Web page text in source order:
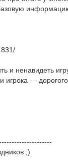
и ненавидеть
—
;)